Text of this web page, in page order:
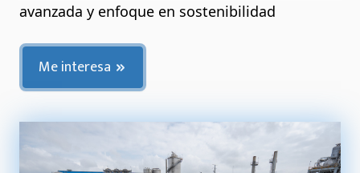
avanzada y enfoque en sostenibilidad
Me interesa